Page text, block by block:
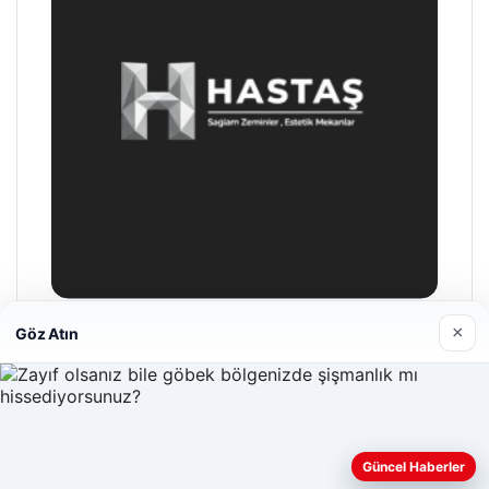
Hastaş Beton
26/05/2026
Web sitemizi nasıl kullandığınızı daha iyi anlayabilmek,
Göz Atın ×
Güncel Haberler